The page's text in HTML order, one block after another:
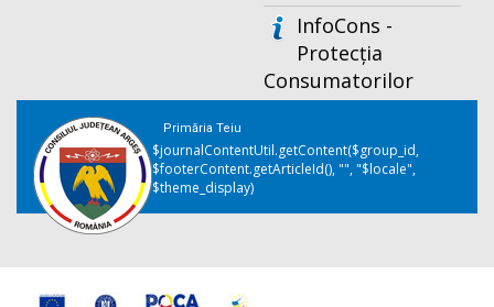
InfoCons -
Protecția
Consumatorilor
Primăria Teiu
$journalContentUtil.getContent($group_id,
$footerContent.getArticleId(), "", "$locale",
$theme_display)